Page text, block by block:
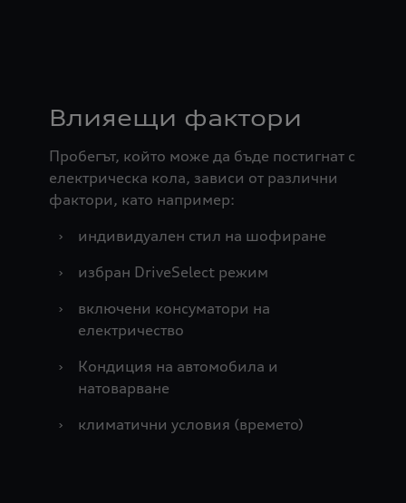
Влияещи фактори
Пробегът, който може да бъде постигнат с
електрическа кола, зависи от различни
фактори, като например:
›
индивидуален стил на шофиране
›
избран DriveSelect режим
›
включени консуматори на
електричество
›
Кондиция на автомобила и
натоварване
›
климатични условия (времето)